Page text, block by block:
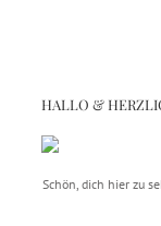
HALLO &
Schön, dich hier zu